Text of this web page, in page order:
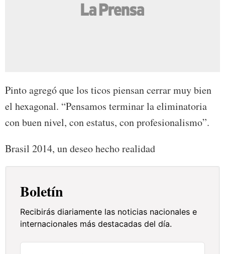
Pinto agregó que los ticos piensan cerrar muy bien
el hexagonal. “Pensamos terminar la eliminatoria
con buen nivel, con estatus, con profesionalismo”.
Brasil 2014, un deseo hecho realidad
Boletín
Recibirás diariamente las noticias nacionales e
internacionales más destacadas del día.